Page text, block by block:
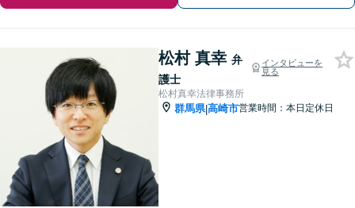
松村 真幸 弁
護士
インタビューを
見る
松村真幸法律事務所
群馬県|高崎市営業時間：本日定休日